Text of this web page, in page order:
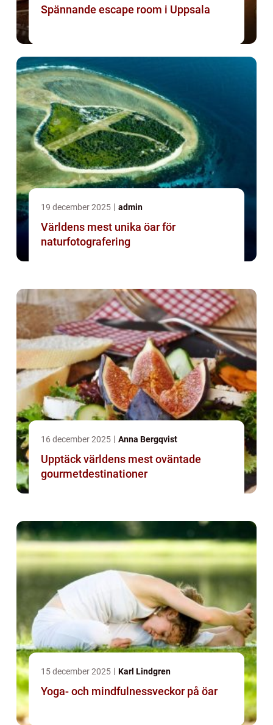
Spännande escape room i Uppsala
19 december 2025 admin
Världens mest unika öar för
naturfotografering
16 december 2025 Anna Bergqvist
Upptäck världens mest oväntade
gourmetdestinationer
15 december 2025 Karl Lindgren
Yoga- och mindfulnessveckor på öar